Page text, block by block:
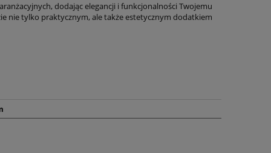
dodając elegancji i funkcjonalności Twojemu
nie tylko praktycznym, ale także estetycznym dodatkiem